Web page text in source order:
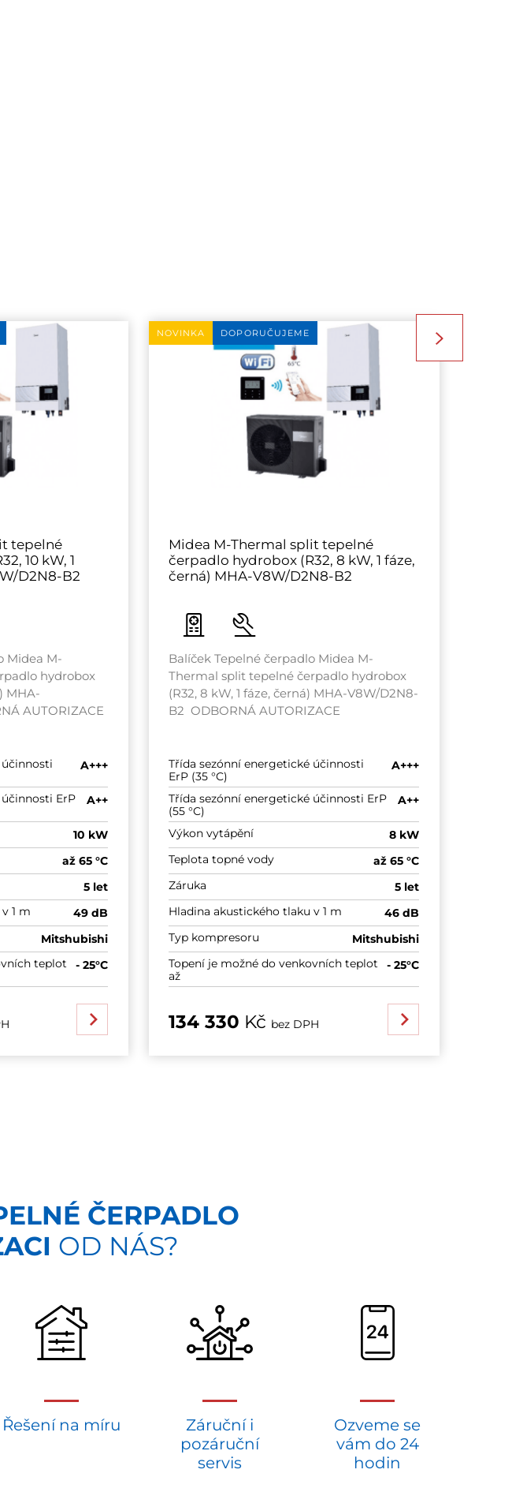
tepelné
10 kW, 1
D2N8-B2
Midea M-
hydrobox
MHA-
AUTORIZACE
A+++
ErP
A++
10 kW
až 65 °C
5 let
1 m
49 dB
Mitshubishi
teplot
- 25°C
NOVINKA DOPORUČUJEME
Midea M-Thermal split tepelné
čerpadlo hydrobox (R32, 8 kW, 1 fáze,
černá) MHA-V8W/D2N8-B2
Balíček Tepelné čerpadlo Midea M-
Thermal split tepelné čerpadlo hydrobox
(R32, 8 kW, 1 fáze, černá) MHA-V8W/D2N8-
B2 ODBORNÁ AUTORIZACE
Třída sezónní energetické účinnosti
ErP (35 °C)
A+++
Třída sezónní energetické účinnosti ErP
(55 °C)
A++
Výkon vytápění
8 kW
Teplota topné vody
až 65 °C
Záruka
5 let
Hladina akustického tlaku v 1 m
46 dB
Typ kompresoru
Mitshubishi
Topení je možné do venkovních teplot
až
- 25°C
134 330 Kč bez DPH
ČERPADLO
OD NÁS?
Řešení na míru
Záruční i
pozáruční
servis
Ozveme se
vám do 24
hodin